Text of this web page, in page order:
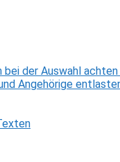
bei der Auswahl
Angehörige